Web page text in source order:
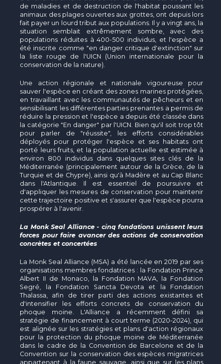
de maladies et de destruction de l'habitat poussant les
animaux des plages ouvertes aux grottes, ont depuis lors
fait payer un lourd tribut aux populations. Il y a vingt ans, la
situation semblait extrêmement sombre, avec des
populations réduites à 400-500 individus, et l'espèce a
été inscrite comme "en danger critique d'extinction" sur
la liste rouge de l'UICN (Union internationale pour la
conservation de la nature).
Une action régionale et nationale vigoureuse pour
sauver l'espèce en créant des zones marines protégées,
en travaillant avec les communautés de pêcheurs et en
sensibilisant les différentes parties prenantes a permis de
réduire la pression et l'espèce a depuis été classée dans
la catégorie "En danger" par l'UICN. Bien qu'il soit trop tôt
pour parler de "réussite", les efforts considérables
déployés pour protéger l'espèce et ses habitats ont
porté leurs fruits, et la population actuelle est estimée à
environ 800 individus dans quelques sites clés de la
Méditerranée (principalement autour de la Grèce, de la
Turquie et de Chypre), ainsi qu'à Madère et au Cap Blanc
dans l'Atlantique. Il est essentiel de poursuivre et
d'appliquer les mesures de conservation pour maintenir
cette trajectoire positive et s'assurer que l'espèce pourra
prospérer à l'avenir.
La Monk Seal Alliance - cinq fondations unissent leurs
forces pour faire avancer des actions de conservation
concrètes et concertées
La Monk Seal Alliance (MSA) a été lancée en 2019 par ses
organisations membres fondatrices : la Fondation Prince
Albert II de Monaco, la Fondation MAVA, la Fondation
Segré, la Fondation Sancta Devota et la Fondation
Thalassa, afin de tirer parti des actions existantes et
d'intensifier les efforts concrets de conservation du
phoque moine. L'Alliance a récemment défini sa
stratégie de financement à court terme (2020-2024), qui
est alignée sur les stratégies et plans d'action régionaux
pour la protection du phoque moine de Méditerranée
dans le cadre de la Convention de Barcelone et de la
Convention sur la conservation des espèces migratrices
appartenant à la faune sauvage, ainsi que sur les plans